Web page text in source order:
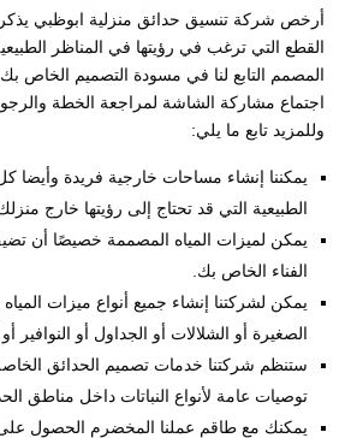
أرخص شركة تنسيق حدائق منزلية ابوظبي
القطع التي ترغب في رؤيتها في المناظر
المصمم التابع لنا في مسودة التصميم الخاص
اجتماع مشاركة الشاشة لمراجعة الخطة
وللمزيد تابع ما يلي:
يمكننا إنشاء مساحات خارجية فريدة وأيضا كل
الطبيعية التي قد تحتاج إلى رؤيتها خارج
يمكن لميزات المياه المصممة خصيصًا أن
الفناء الخاص بك.
يمكن لشركتنا إنشاء جميع أنواع ميزات
الصغيرة أو الشلالات أو الجداول أو النوافير أو
ستنظم شركتنا خدمات تصميم الحدائق
توصيات عامة لأنواع النباتات داخل مناطق
يمكنك مع طاقم عملنا المخضرم الحصول